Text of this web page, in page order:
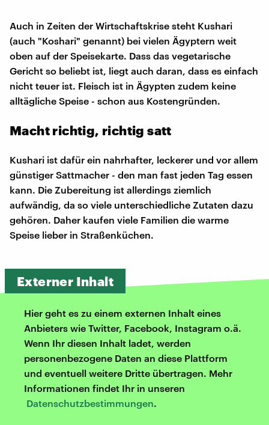
Auch in Zeiten der Wirtschaftskrise steht Kushari
(auch "Koshari" genannt) bei vielen Ägyptern weit
oben auf der Speisekarte. Dass das vegetarische
Gericht so beliebt ist, liegt auch daran, dass es einfach
nicht teuer ist. Fleisch ist in Ägypten zudem keine
alltägliche Speise - schon aus Kostengründen.
Macht richtig, richtig satt
Kushari ist dafür ein nahrhafter, leckerer und vor allem
günstiger Sattmacher - den man fast jeden Tag essen
kann. Die Zubereitung ist allerdings ziemlich
aufwändig, da so viele unterschiedliche Zutaten dazu
gehören. Daher kaufen viele Familien die warme
Speise lieber in Straßenküchen.
Externer Inhalt
Hier geht es zu einem externen Inhalt eines
Anbieters wie Twitter, Facebook, Instagram o.ä.
Wenn Ihr diesen Inhalt ladet, werden
personenbezogene Daten an diese Plattform
und eventuell weitere Dritte übertragen. Mehr
Informationen findet Ihr in unseren
Datenschutzbestimmungen.